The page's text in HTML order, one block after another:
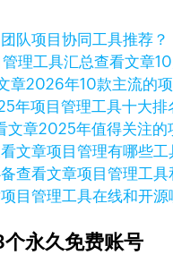
队项目协同工具推荐？
查看文章
章2026年10款主流的
年项目管理工具十大排
文章2025年值得关注的
文章项目管理有哪些
查看文章项目管理工
项目管理工具在线和开源
永久免费账号